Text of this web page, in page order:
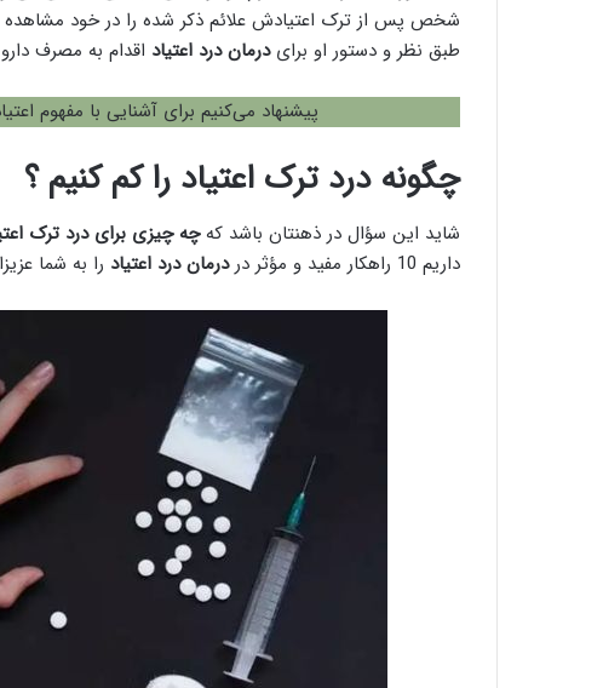
شخص پس از ترک اعتیادش علائم ذکر شده را در خود مشاهده
طبق نظر و دستور او برایدرمان درد اعتیاد اقدام به مصرف
پیشنهاد می‌کنیم برای آشنایی با مفهوم
چگونه درد ترک اعتیاد را کم کنیم ؟
شاید این سؤال در ذهنتان باشد کهچه چیزی برای درد ترک
داریم 10 راهکار مفید و مؤثر در
درمان درد اعتیاد را به شما